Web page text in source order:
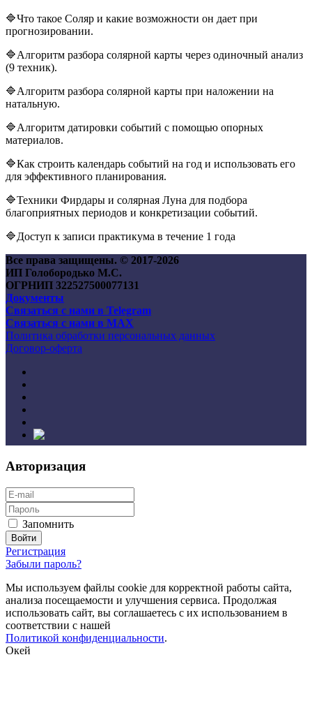
🔷Что такое Соляр и какие возможности он дает при
прогнозировании.
🔷Алгоритм разбора солярной карты через одиночный анализ
(9 техник).
🔷Алгоритм разбора солярной карты при наложении на
натальную.
🔷Алгоритм датировки событий с помощью опорных
материалов.
🔷Как строить календарь событий на год и использовать его
для эффективного планирования.
🔷Техники Фирдары и солярная Луна для подбора
благоприятных периодов и конкретизации событий.
🔷Доступ к записи практикума в течение 1 года
Все права защищены. © 2017-2026
ИП Голобородько М.С.
ОГРНИП 322527500077131
Документы
Связаться с нами в Telegram
Связаться с нами в MAX
Политика обработки персональных данных
Договор-оферта
Авторизация
Запомнить
Регистрация
Забыли пароль?
Мы используем файлы cookie для корректной работы сайта,
анализа посещаемости и улучшения сервиса. Продолжая
использовать сайт, вы соглашаетесь с их использованием в
соответствии с нашей
Политикой конфиденциальности.
Окей